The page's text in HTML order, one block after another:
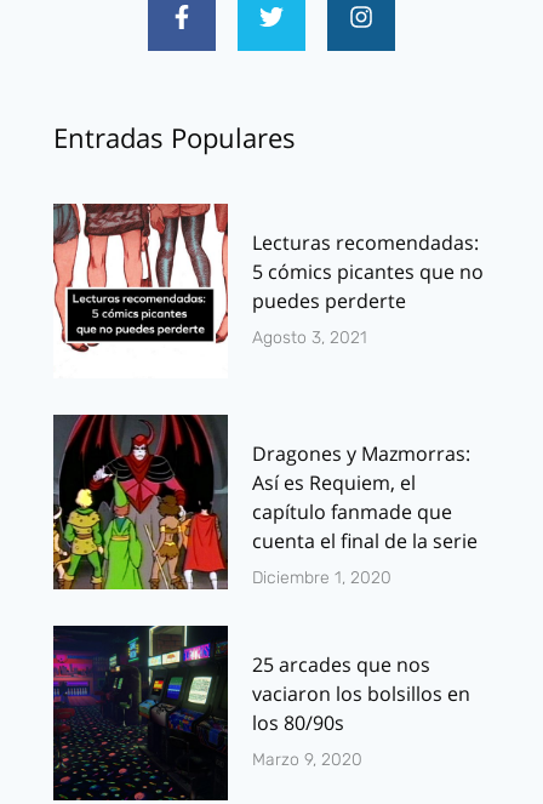
Entradas Populares
Lecturas recomendadas:
5 cómics picantes que no
puedes perderte
Agosto 3, 2021
Dragones y Mazmorras:
Así es Requiem, el
capítulo fanmade que
cuenta el final de la serie
Diciembre 1, 2020
25 arcades que nos
vaciaron los bolsillos en
los 80/90s
Marzo 9, 2020